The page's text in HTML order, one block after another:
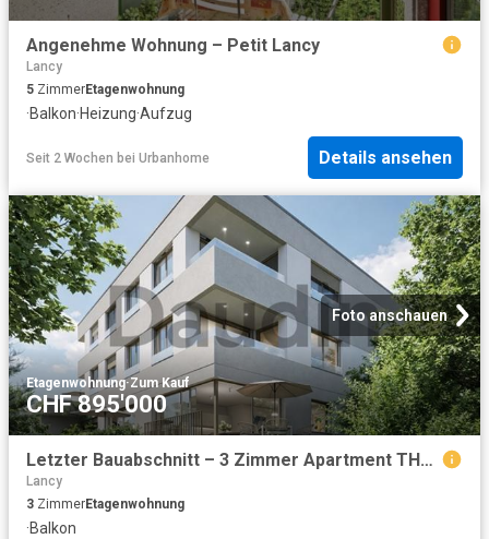
Angenehme Wohnung – Petit Lancy
Lancy
5 ZimmerEtagenwohnung
·Balkon·Heizung·Aufzug
Seit 2 Wochen bei Urbanhome Details ansehen
Foto anschauen
Etagenwohnung·Zum Kauf
CHF 895'000
Letzter Bauabschnitt – 3 Zimmer Apartment THPE auf Plan mit Balkon
Lancy
3 ZimmerEtagenwohnung
·Balkon